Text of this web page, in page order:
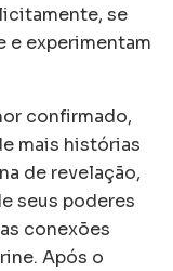
se
e experimentam
confirmado,
mais histórias
de revelação,
seus poderes
conexões
Após o